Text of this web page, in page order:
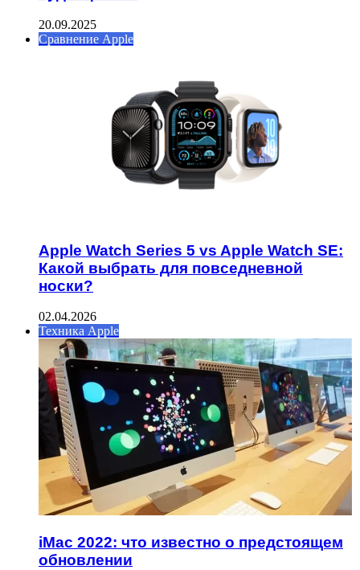
20.09.2025
Сравнение Apple
Apple Watch Series 5 vs Apple Watch SE:
Какой выбрать для повседневной
носки?
02.04.2026
Техника Apple
iMac 2022: что известно о предстоящем
обновлении